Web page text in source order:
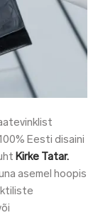
Eesti disaini
Kirke Tatar.
asemel hoopis